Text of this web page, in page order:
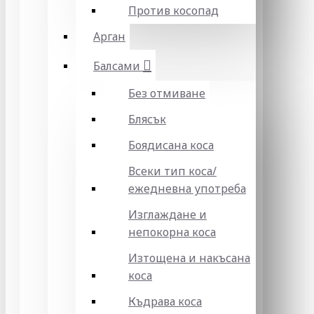
Против косопад
Арган
Балсами
Без отмиване
Блясък
Боядисана коса
Всеки тип коса/
ежедневна употреба
Изглаждане и
непокорна коса
Изтощена и накъсана
коса
Къдрава коса